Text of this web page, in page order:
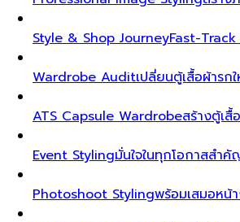
Style & Shop JourneyFast-
Wardrobe Auditเปลี่ยนตู้เสื้อผ้ารก
ATS Capsule Wardrobeสร้างตู้เสื้
Event Stylingมั่นใจในทุกโอกาสสำ
Photoshoot Stylingพร้อมเสมอหน้